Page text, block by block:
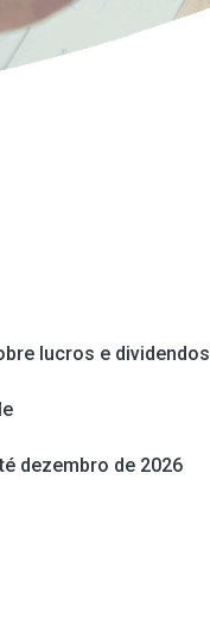
lucros e dividendos
dezembro de 2026